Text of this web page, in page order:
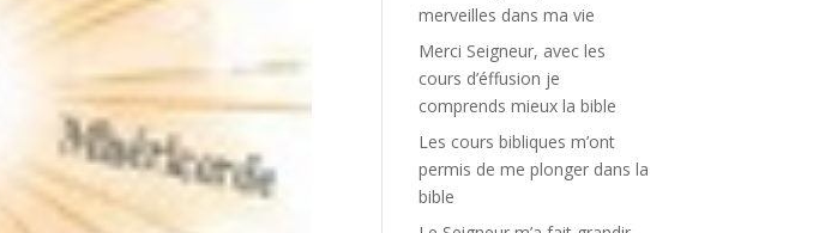
merveilles dans ma vie
Merci Seigneur, avec les
cours d’éffusion je
comprends mieux la bible
Les cours bibliques m’ont
permis de me plonger dans la
bible